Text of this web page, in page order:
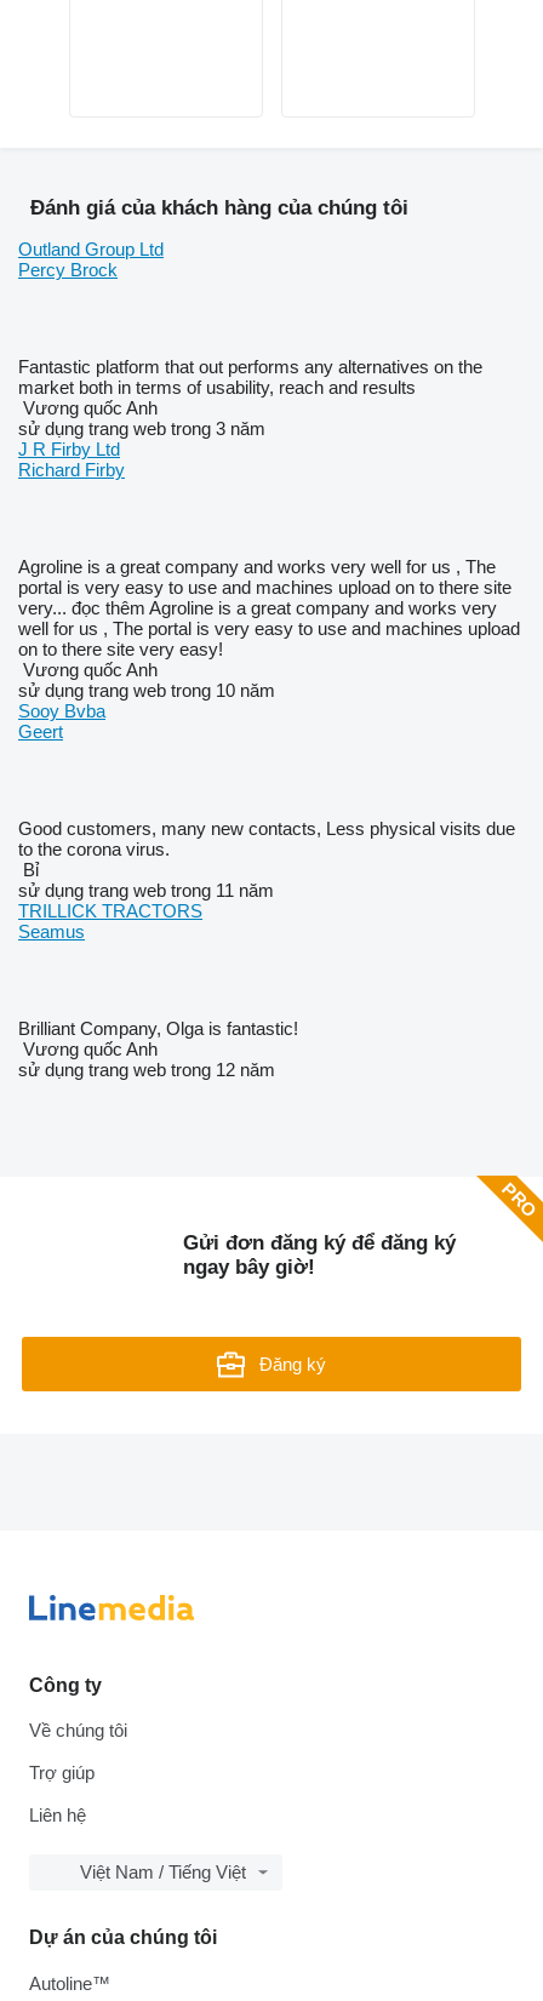
Đánh giá của khách hàng của chúng tôi
Outland Group Ltd
Percy Brock
Fantastic platform that out performs any alternatives on the
market both in terms of usability, reach and results
Vương quốc Anh
sử dụng trang web trong 3 năm
J R Firby Ltd
Richard Firby
Agroline is a great company and works very well for us , The
portal is very easy to use and machines upload on to there site
very... đọc thêm Agroline is a great company and works very
well for us , The portal is very easy to use and machines upload
on to there site very easy!
Vương quốc Anh
sử dụng trang web trong 10 năm
Sooy Bvba
Geert
Good customers, many new contacts, Less physical visits due
to the corona virus.
Bỉ
sử dụng trang web trong 11 năm
TRILLICK TRACTORS
Seamus
Brilliant Company, Olga is fantastic!
Vương quốc Anh
sử dụng trang web trong 12 năm
Gửi đơn đăng ký để đăng ký
ngay bây giờ!
Đăng ký
Công ty
Về chúng tôi
Trợ giúp
Liên hệ
Việt Nam / Tiếng Việt
Dự án của chúng tôi
Autoline™